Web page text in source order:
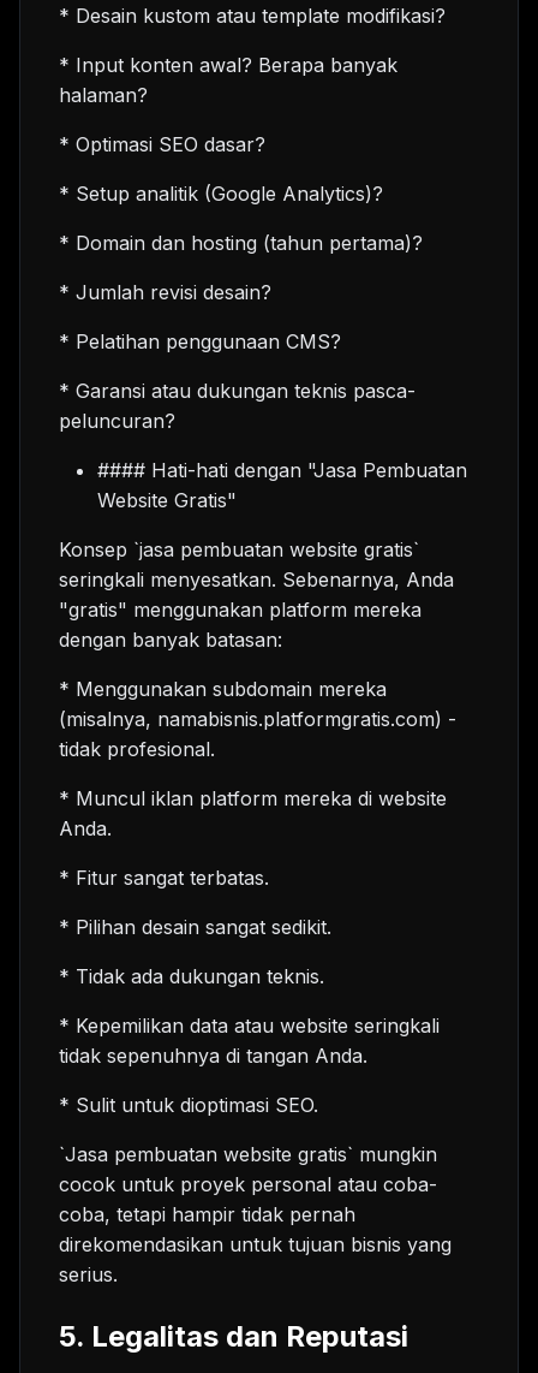
* Desain kustom atau template modifikasi?
* Input konten awal? Berapa banyak
halaman?
* Optimasi SEO dasar?
* Setup analitik (Google Analytics)?
* Domain dan hosting (tahun pertama)?
* Jumlah revisi desain?
* Pelatihan penggunaan CMS?
* Garansi atau dukungan teknis pasca-
peluncuran?
#### Hati-hati dengan "Jasa Pembuatan
Website Gratis"
Konsep `jasa pembuatan website gratis`
seringkali menyesatkan. Sebenarnya, Anda
"gratis" menggunakan platform mereka
dengan banyak batasan:
* Menggunakan subdomain mereka
(misalnya, namabisnis.platformgratis.com) -
tidak profesional.
* Muncul iklan platform mereka di website
Anda.
* Fitur sangat terbatas.
* Pilihan desain sangat sedikit.
* Tidak ada dukungan teknis.
* Kepemilikan data atau website seringkali
tidak sepenuhnya di tangan Anda.
* Sulit untuk dioptimasi SEO.
`Jasa pembuatan website gratis` mungkin
cocok untuk proyek personal atau coba-
coba, tetapi hampir tidak pernah
direkomendasikan untuk tujuan bisnis yang
serius.
5. Legalitas dan Reputasi